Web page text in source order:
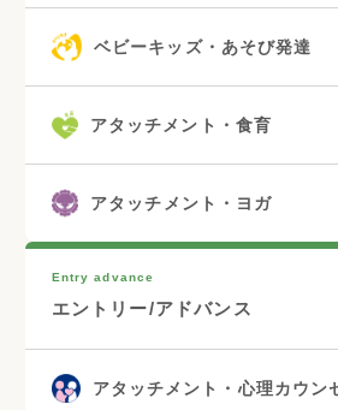
ベビーキッズ・あそび発達
アタッチメント・食育
アタッチメント・ヨガ
Entry advance
エントリー/アドバンス
アタッチメント・心理カウン